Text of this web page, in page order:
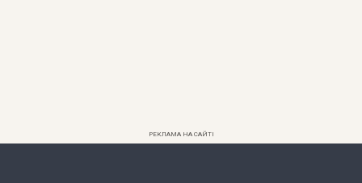
РЕКЛАМА НА САЙТІ